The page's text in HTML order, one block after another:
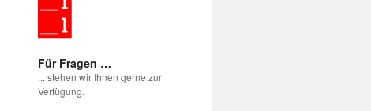
Für Fragen …
... stehen wir Ihnen gerne zur
Verfügung.